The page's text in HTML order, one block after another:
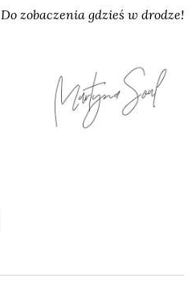
Do zobaczenia gdzieś w drodze!